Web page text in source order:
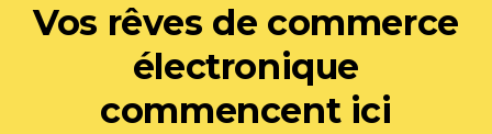
Vos rêves de commerce
électronique
commencent ici